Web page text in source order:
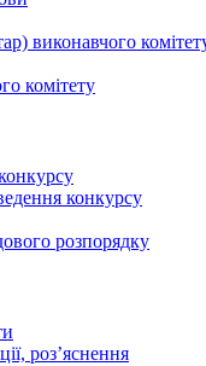
виконавчого
комітету
конкурсу
розпорядку
роз’яснення